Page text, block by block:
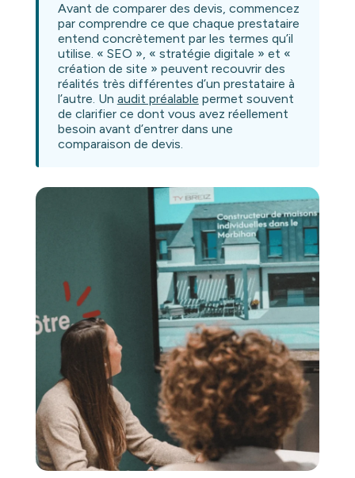
Avant de comparer des devis, commencez
par comprendre ce que chaque prestataire
entend concrètement par les termes qu’il
utilise. « SEO », « stratégie digitale » et «
création de site » peuvent recouvrir des
réalités très différentes d’un prestataire à
l’autre. Un audit préalable permet souvent
de clarifier ce dont vous avez réellement
besoin avant d’entrer dans une
comparaison de devis.